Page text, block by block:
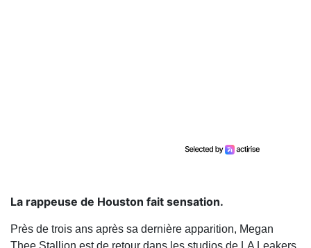
La rappeuse de Houston fait sensation.
Près de trois ans après sa dernière apparition, Megan